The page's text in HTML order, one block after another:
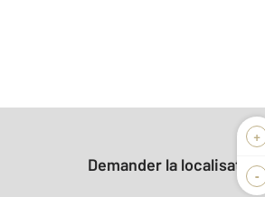
+
-
Demander la localisation